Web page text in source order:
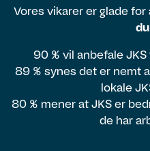
Vores vikarer er glade for
90 % vil anbefale
89 % synes det er nemt
lokale
80 % mener at JKS er
de har